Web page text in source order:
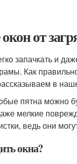
от
запачкать и
Как
в
пятна можно
мелкие
ведь они
окна?